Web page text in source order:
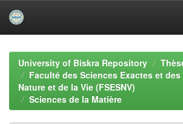
navigationUniversity of Biskra Repository
Faculté des Sciences Exactes et
Nature et de la Vie (FSESNV)
Sciences de la Matière